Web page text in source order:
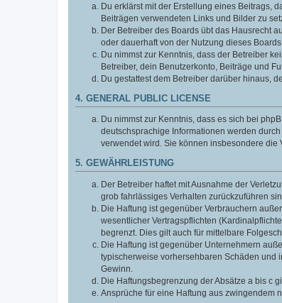
Du erklärst mit der Erstellung eines Beitrags,
Beiträgen verwendeten Links und Bilder zu
Der Betreiber des Boards übt das Hausrecht
oder dauerhaft von der Nutzung dieses
Du nimmst zur Kenntnis, dass der Betreiber
Betreiber, dein Benutzerkonto, Beiträge und
Du gestattest dem Betreiber darüber hinaus,
4. GENERAL PUBLIC LICENSE
Du nimmst zur Kenntnis, dass es sich bei
deutschsprachige Informationen werden
verwendet wird. Sie können insbesondere die
5. GEWÄHRLEISTUNG
Der Betreiber haftet mit Ausnahme der
grob fahrlässiges Verhalten zurückzuführen
Die Haftung ist gegenüber Verbrauchern
wesentlicher Vertragspflichten
begrenzt. Dies gilt auch für mittelbare
Die Haftung ist gegenüber Unternehmern
typischerweise vorhersehbaren Schäden und
Gewinn.
Die Haftungsbegrenzung der Absätze a bis c
Ansprüche für eine Haftung aus zwingendem